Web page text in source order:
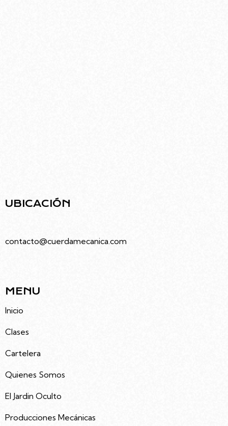
UBICACIÓN
contacto@cuerdamecanica.com
MENU
Inicio
Clases
Cartelera
Quienes Somos
El Jardin Oculto
Producciones Mecánicas